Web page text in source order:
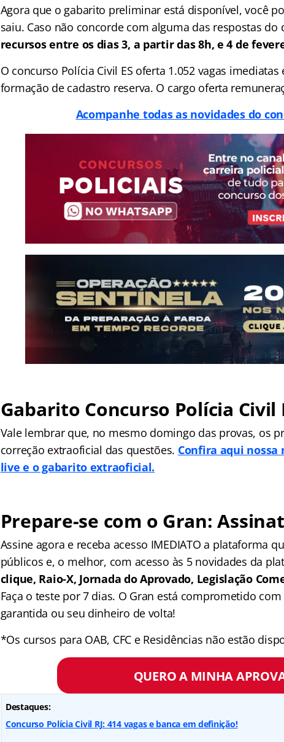
Agora que o gabarito preliminar está disponível, você
saiu. Caso não concorde com alguma das respostas
recursos entre os dias 3, a partir das 8h, e 4 de
O concurso Polícia Civil ES oferta 1.052 vagas
formação de cadastro reserva. O cargo oferta
Acompanhe todas as novidades do
Gabarito Concurso Polícia Civil
Vale lembrar que, no mesmo domingo das provas, os
correção extraoficial das questões. Confira aqui nossa
live e o gabarito extraoficial.
Prepare-se com o Gran:
Assine agora e receba acesso IMEDIATO a plataforma
públicos e, o melhor, com acesso às 5 novidades da
clique, Raio-X, Jornada do Aprovado, Legislação
Faça o teste por 7 dias. O Gran está comprometido
garantida ou seu dinheiro de volta!
*Os cursos para OAB, CFC e Residências não estão
QUERO A MINHA
Destaques:
Concurso Polícia Civil RJ: 414 vagas e banca em definição!